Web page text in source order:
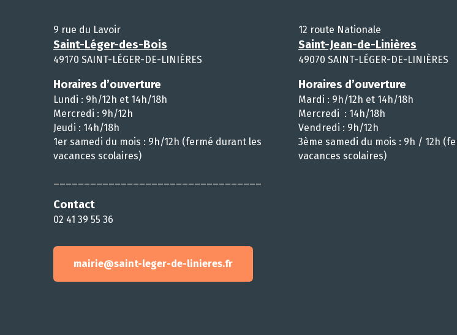
9 rue du Lavoir
Saint-Léger-des-Bois
49170 SAINT-LÉGER-DE-LINIÈRES
Horaires d’ouverture
Lundi : 9h/12h et 14h/18h
Mercredi : 9h/12h
Jeudi : 14h/18h
1er samedi du mois : 9h/12h (fermé durant les
vacances scolaires)
Contact
02 41 39 55 36
mairie@saint-leger-de-linieres.fr
12 route Nationale
Saint-Jean-de-Linières
49070 SAINT-LÉGER-DE-LINIÈRES
Horaires d’ouverture
Mardi : 9h/12h et 14h/18h
Mercredi : 14h/18h
Vendredi : 9h/12h
3ème samedi du mois : 9h / 12h
vacances scolaires)